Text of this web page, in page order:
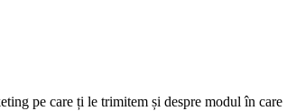
pe care ți le trimitem și despre modul în care